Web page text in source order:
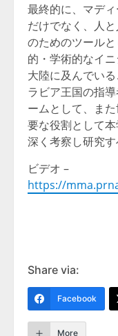
最終的に、マデ
だけでなく、人
のためのツール
的・学術的なイ
大陸に及んでい
ラビア王国の指
ームとして、ま
要な役割として
深く考察し研究す
ビデオ –
https://
Share via:
Facebook
More